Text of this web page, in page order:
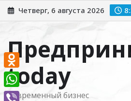
Перейти
к
Четверг, 6 августа 2026
today
Современный бизнес
Odnoklassniki
WhatsApp